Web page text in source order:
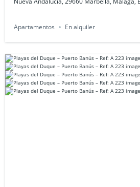
Apartamentos En alquiler